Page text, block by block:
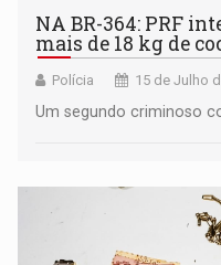
NA BR-364: ​PRF
mais de 18 kg de
Polícia 15 de Julho
Um segundo criminoso